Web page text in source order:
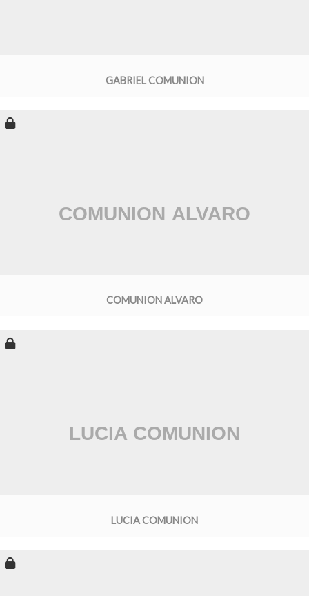
GABRIEL COMUNION
COMUNION ALVARO
LUCIA COMUNION